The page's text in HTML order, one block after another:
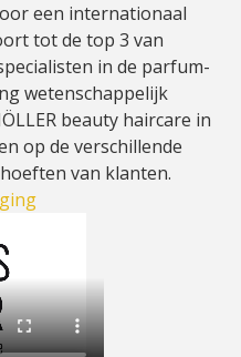
een internationaal
tot de top 3 van
in de parfum-
wetenschappelijk
beauty haircare in
op de verschillende
van klanten.